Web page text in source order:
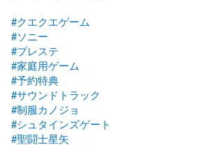
#クエクエゲーム
#ソニー
#プレステ
#家庭用ゲーム
#予約特典
#サウンドトラック
#制服カノジョ
#シュタインズゲート
#聖闘士星矢